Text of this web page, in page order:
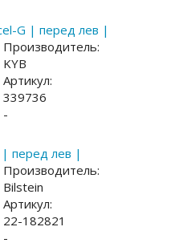
G | перед лев |
Производитель:
KYB
Артикул:
339736
-
| перед лев |
Производитель:
Bilstein
Артикул:
22-182821
-